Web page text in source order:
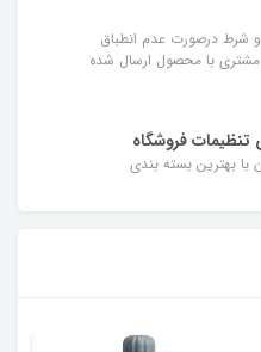
شرط درصورت عدم انطباق
با محصول ارسال شده
تنظیمات فروشگاه
با بهترین بسته بندی